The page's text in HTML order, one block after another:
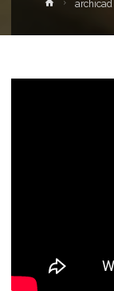
Stronaarchicad